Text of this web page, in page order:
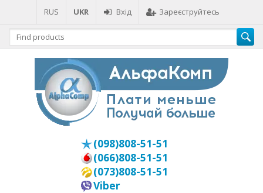
RUS UKR Вхід Зареєструйтесь
(098)808-51-51
(066)808-51-51
(073)808-51-51
Viber